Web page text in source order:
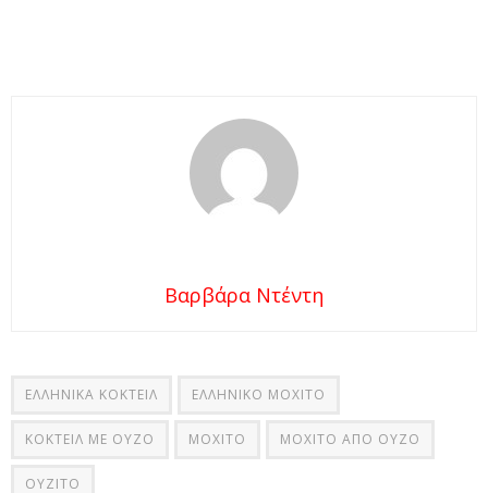
Βαρβάρα Ντέντη
ΕΛΛΗΝΙΚΑ ΚΟΚΤΕΙΛ ΕΛΛΗΝΙΚΟ ΜΟΧΙΤΟ
ΚΟΚΤΕΙΛ ΜΕ ΟΥΖΟ ΜΟΧΙΤΟ ΜΟΧΙΤΟ ΑΠΟ ΟΥΖΟ
ΟΥΖΙΤΟ